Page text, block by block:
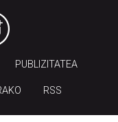
PUBLIZITATEA
RSS